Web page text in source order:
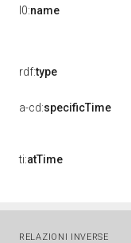
l0:name
rdf:type
a-cd:specificTime
ti:atTime
RELAZIONI INVERSE